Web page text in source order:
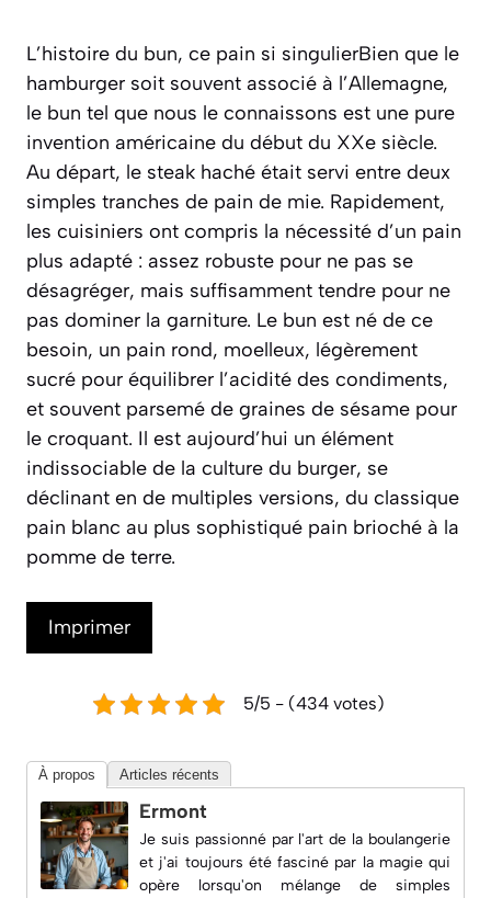
L’histoire du bun, ce pain si singulierBien que le
hamburger soit souvent associé à l’Allemagne,
le bun tel que nous le connaissons est une pure
invention américaine du début du XXe siècle.
Au départ, le steak haché était servi entre deux
simples tranches de pain de mie. Rapidement,
les cuisiniers ont compris la nécessité d’un pain
plus adapté : assez robuste pour ne pas se
désagréger, mais suffisamment tendre pour ne
pas dominer la garniture. Le bun est né de ce
besoin, un pain rond, moelleux, légèrement
sucré pour équilibrer l’acidité des condiments,
et souvent parsemé de graines de sésame pour
le croquant. Il est aujourd’hui un élément
indissociable de la culture du burger, se
déclinant en de multiples versions, du classique
pain blanc au plus sophistiqué pain brioché à la
pomme de terre.
Imprimer
5/5 - (434 votes)
À propos Articles récents
Ermont
Je suis passionné par l'art de la boulangerie
et j'ai toujours été fasciné par la magie qui
opère lorsqu'on mélange de simples